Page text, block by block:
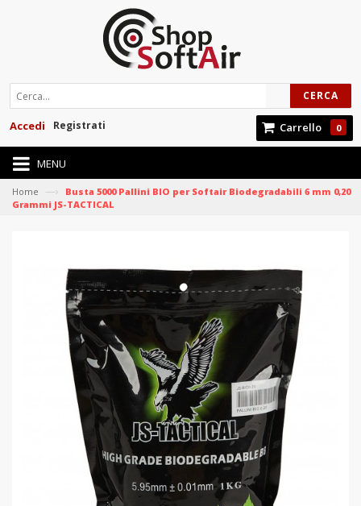
CERCA
Carrello 0
Registrati
Accedi
MENU
Home —›
Busta 5000 Pallini BIO per Softair Biodegradabili 6 mm 0,20
Grammi JS-TACTICAL